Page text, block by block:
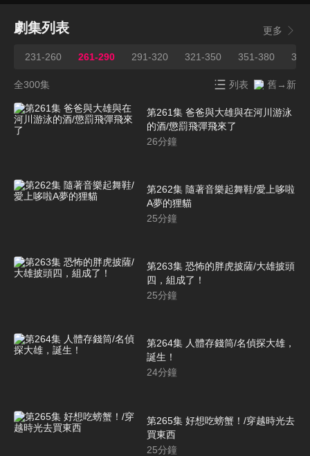
劇集列表 更多
231-260 261-290 291-320 321-350 351-380
全300集 列表 舊→新
第261集 爸爸與大雄與在河川游泳
的酒/懲罰飛彈飛來了
26分鐘
第262集 隨著音樂起舞鞋/愛上哆啦
A夢的狸貓
25分鐘
第263集 恐怖的胖虎披薩/大雄披頭
四，組成了！
25分鐘
第264集 人體存錢筒/名偵探大雄，
誕生！
24分鐘
第265集 好想吃螃蟹！/穿越時光去
買東西
25分鐘